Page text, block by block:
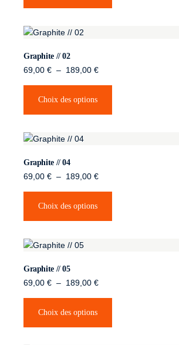
Graphite // 02
69,00 € – 189,00 €
Choix des options
Graphite // 04
69,00 € – 189,00 €
Choix des options
Graphite // 05
69,00 € – 189,00 €
Choix des options